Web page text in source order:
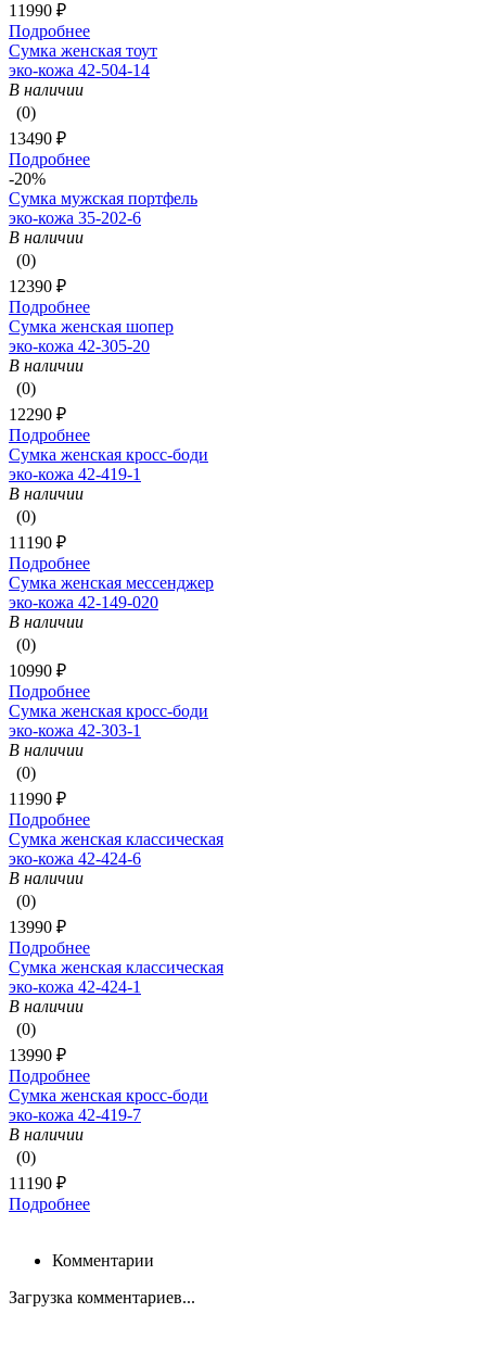
11990 ₽
Подробнее
Сумка женская тоут
эко-кожа 42-504-14
В наличии
(0)
13490 ₽
Подробнее
-20%
Сумка мужская портфель
эко-кожа 35-202-6
В наличии
(0)
12390 ₽
Подробнее
Сумка женская шопер
эко-кожа 42-305-20
В наличии
(0)
12290 ₽
Подробнее
Сумка женская кросс-боди
эко-кожа 42-419-1
В наличии
(0)
11190 ₽
Подробнее
Сумка женская мессенджер
эко-кожа 42-149-020
В наличии
(0)
10990 ₽
Подробнее
Сумка женская кросс-боди
эко-кожа 42-303-1
В наличии
(0)
11990 ₽
Подробнее
Сумка женская классическая
эко-кожа 42-424-6
В наличии
(0)
13990 ₽
Подробнее
Сумка женская классическая
эко-кожа 42-424-1
В наличии
(0)
13990 ₽
Подробнее
Сумка женская кросс-боди
эко-кожа 42-419-7
В наличии
(0)
11190 ₽
Подробнее
Комментарии
Загрузка комментариев...